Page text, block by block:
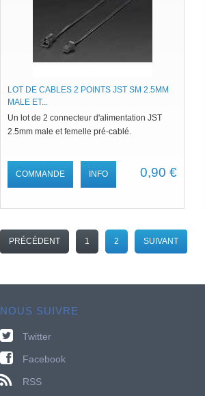
LOT DE CABLES 2 POINTS JST SM 2.5MM
MALE ET...
Un lot de 2 connecteur d'alimentation JST
2.5mm male et femelle pré-cablé.
0,90 €
COMMANDE INFO
PRÉCÉDENT 1 2 SUIVANT
NOUS SUIVRE
Twitter
Facebook
RSS